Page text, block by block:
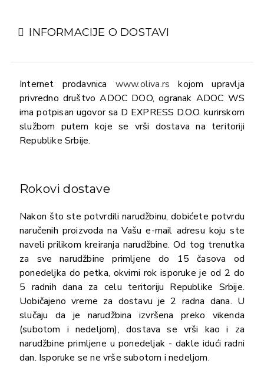
INFORMACIJE O DOSTAVI
Internet prodavnica www.oliva.rs kojom upravlja
privredno društvo ADOC DOO, ogranak ADOC WS
ima potpisan ugovor sa D EXPRESS D.O.O. kurirskom
službom putem koje se vrši dostava na teritoriji
Republike Srbije.
Rokovi dostave
Nakon što ste potvrdili narudžbinu, dobićete potvrdu
naručenih proizvoda na Vašu e-mail adresu koju ste
naveli prilikom kreiranja narudžbine. Od tog trenutka
za sve narudžbine primljene do 15 časova od
ponedeljka do petka, okvirni rok isporuke je od 2 do
5 radnih dana za celu teritoriju Republike Srbije.
Uobičajeno vreme za dostavu je 2 radna dana. U
slučaju da je narudžbina izvršena preko vikenda
(subotom i nedeljom), dostava se vrši kao i za
narudžbine primljene u ponedeljak - dakle idući radni
dan. Isporuke se ne vrše subotom i nedeljom.